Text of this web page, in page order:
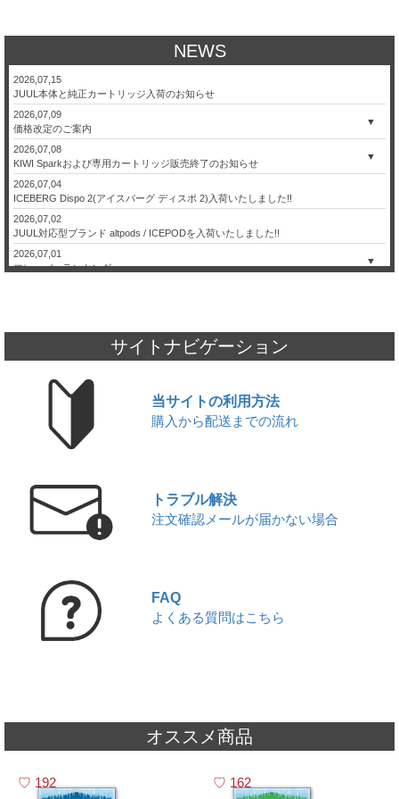
NEWS
2026,07,15
JUUL本体と純正カートリッジ入荷のお知らせ
▼
2026,07,09
価格改定のご案内
▼
2026,07,08
KIWI Sparkおよび専用カートリッジ販売終了のお知らせ
2026,07,04
ICEBERG Dispo 2(アイスバーグ ディスポ 2)入荷いたしました!!
2026,07,02
JUUL対応型ブランド altpods / ICEPODを入荷いたしました!!
▼
2026,07,01
フレーバーランキング
JUUL本体と純正カートリッジ入荷のお知らせ
2026,06,17
ICEBERG Dispo 2(アイスバーグ ディスポ 2)入荷いたしました!!
2026,06,13
JUUL対応型ブランド altpods / ICEPODを入荷いたしました!!
2026,05,29
【本日限定】ワールドカップ開催記念セール第2弾
2026,05,27
【5/22限定】ワールドカップ開催記念セール｜対象商品20%OFF
2026,05,20
使い捨て電子タバコ7DAZE EGGE(エギー)入荷いたしました!!
2026,05,16
JUUL対応型ブランド altpods / ICEPODを入荷いたしました!!
サイトナビゲーション
当サイトの利用方法
購入から配送までの流れ
トラブル解決
注文確認メールが届かない場合
FAQ
よくある質問はこちら
オススメ商品
192 162